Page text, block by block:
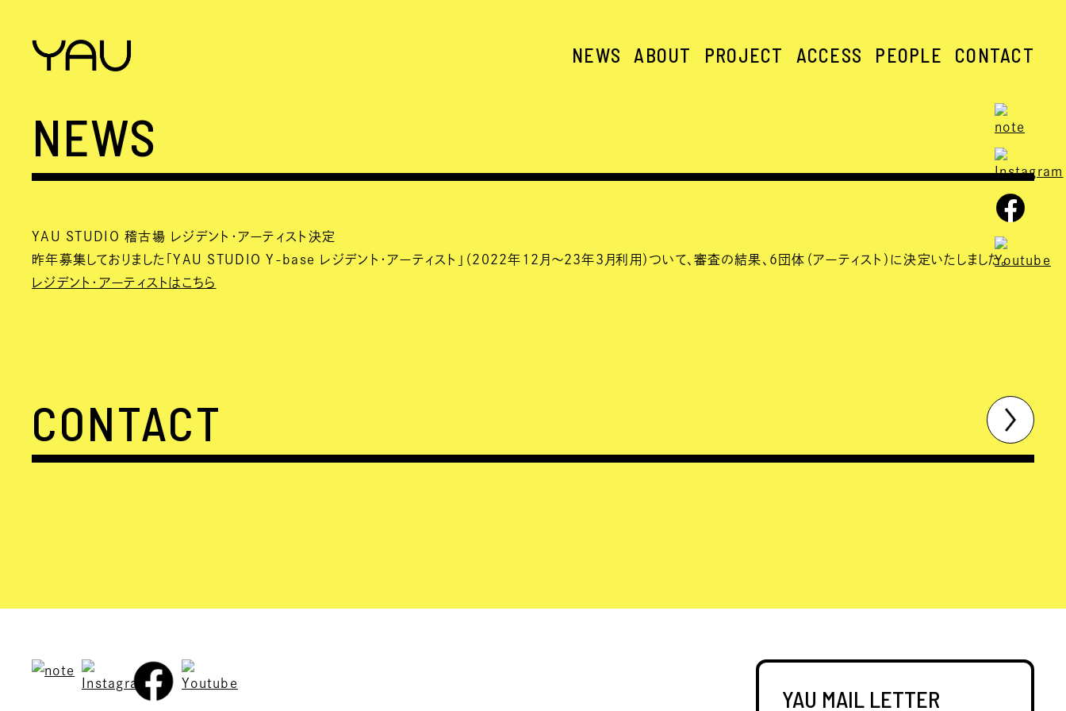
NEWS ABOUT PROJECT ACCESS PEOPLE CONTACT
NEWS
YAU STUDIO 稽古場 レジデント・アーティスト決定
昨年募集しておりました「YAU STUDIO Y-base レジデント・アーティスト」（2022年12月～23年3月利用）ついて、審査の結果、6団体（アーティスト）に決定いたしました。
レジデント・アーティストはこちら
CONTACT
YAU MAIL LETTER